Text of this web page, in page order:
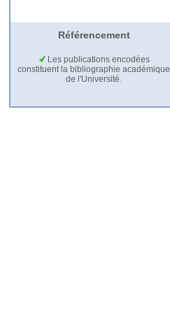
Référencement
Les publications encodées
constituent la bibliographie académique
de l'Université.